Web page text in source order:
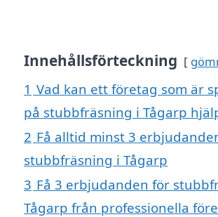
Innehållsförteckning
1 Vad kan ett företag som är
på stubbfräsning i Tågarp
2 Få alltid minst 3
stubbfräsning i Tågarp
3 Få 3 erbjudanden för
Tågarp från professionella